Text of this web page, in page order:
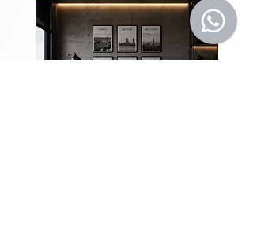
capture your child's attention,
stimulate your imagination and give
them a warm feeling of familiarity.